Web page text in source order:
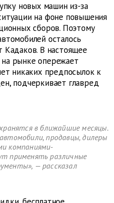
новых машин из-за
на фоне повышения
сборов. Поэтому
осталось
Кадаков. В настоящее
рынке опережает
никаких предпосылок к
подчеркивает главред
в ближайшие месяцы.
продавцы, дилеры
компаниями-
применять различные
— рассказал